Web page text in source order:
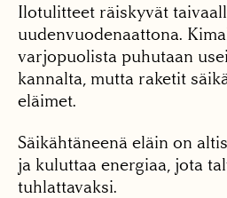
Ilotulitteet räiskyvät
uudenvuodenaattona.
varjopuolista puhutaan
kannalta, mutta raketit
eläimet.
Säikähtäneenä eläin on
ja kuluttaa energiaa, jota
tuhlattavaksi.